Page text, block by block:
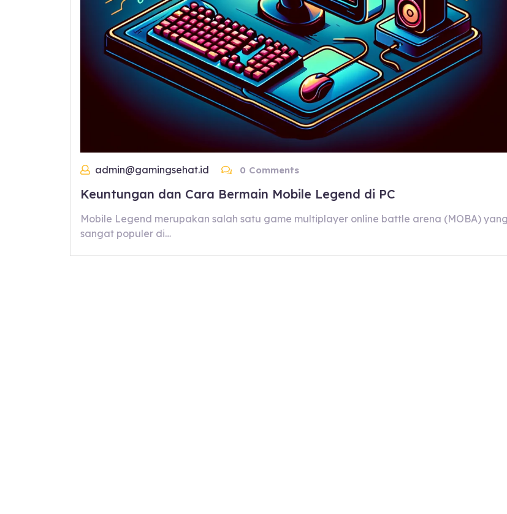
admin@gamingsehat.id 0 Comments
Keuntungan dan Cara Bermain Mobile Legend di PC
Mobile Legend merupakan salah satu game multiplayer online battle arena (MOBA) yang
sangat populer di…